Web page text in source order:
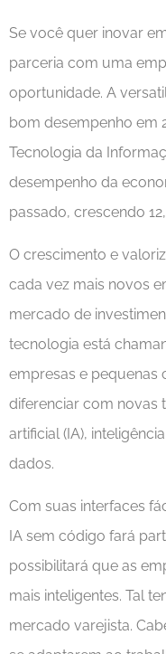
Se você quer inovar
parceria com uma
oportunidade. A
bom desempenho em
Tecnologia da
desempenho da
passado, crescendo
O crescimento e
cada vez mais novos
mercado de
tecnologia está
empresas e
diferenciar com novas
artificial (IA),
dados.
Com suas interfaces
IA sem código fará
possibilitará que as
mais inteligentes. Tal
mercado varejista.